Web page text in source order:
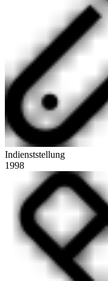
Indienststellung
1998